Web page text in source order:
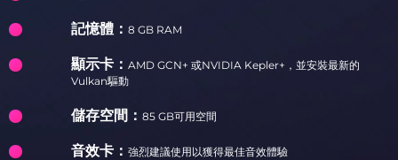
記憶體： 8 GB RAM
顯示卡： AMD GCN+ 或NVIDIA Kepler+，並安裝最新的
Vulkan驅動
儲存空間： 85 GB可用空間
音效卡： 強烈建議使用以獲得最佳音效體驗